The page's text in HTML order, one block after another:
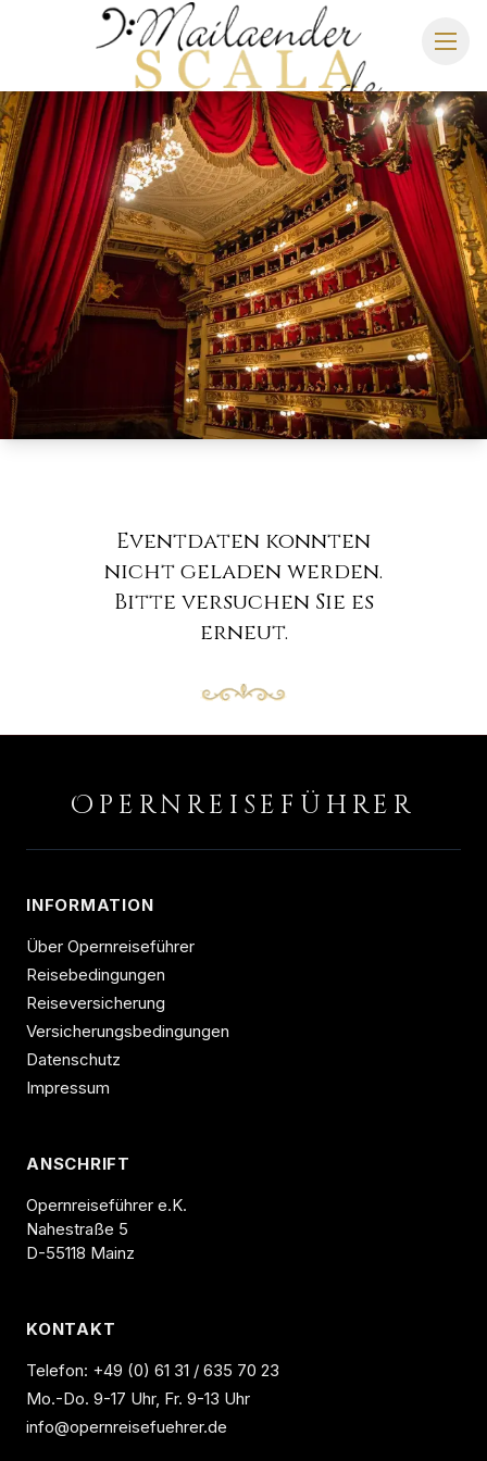
MAILÄNDER SCALA
SPIELPLAN 2026/2027
SITZPLAN HOTELS
Eventdaten konnten
nicht geladen werden.
Bitte versuchen Sie es
erneut.
O PERNREISEFÜHRER
INFORMATION
Über Opernreiseführer
Reisebedingungen
Reiseversicherung
Versicherungsbedingungen
Datenschutz
Impressum
ANSCHRIFT
Opernreiseführer e.K.
Nahestraße 5
D-55118 Mainz
KONTAKT
Telefon: +49 (0) 61 31 / 635 70 23
Mo.-Do. 9-17 Uhr, Fr. 9-13 Uhr
info@opernreisefuehrer.de